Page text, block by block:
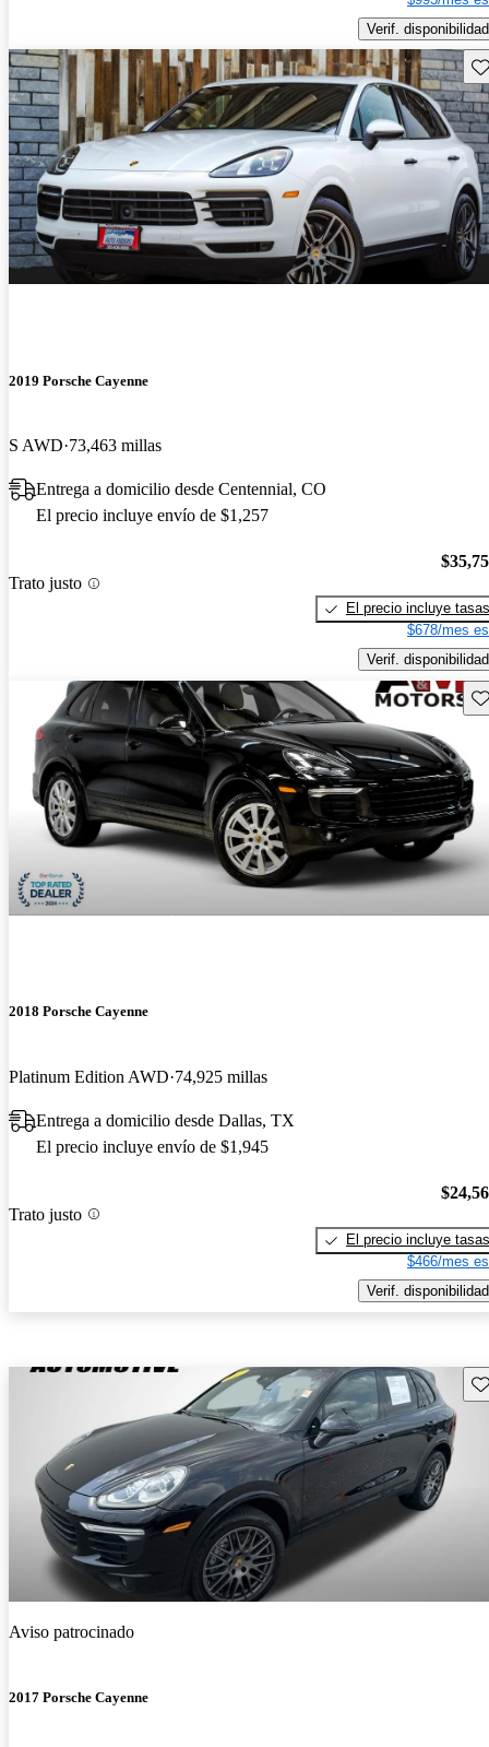
Verif. disponibilidad
2019 Porsche Cayenne
S AWD 73,463 millas
Entrega a domicilio desde Centennial, CO
El precio incluye envío de $1,257
Trato justo
El precio incluye tasas
$678/mes
Verif. disponibilidad
2018 Porsche Cayenne
Platinum Edition AWD 74,925 millas
Entrega a domicilio desde Dallas, TX
El precio incluye envío de $1,945
Trato justo
El precio incluye tasas
$466/mes
Verif. disponibilidad
Aviso patrocinado
2017 Porsche Cayenne